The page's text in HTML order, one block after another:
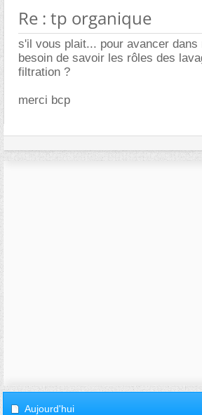
Re : tp organique
s'il vous plait... pour avancer dans
besoin de savoir les rôles des
filtration ?
merci bcp
Aujourd'hui